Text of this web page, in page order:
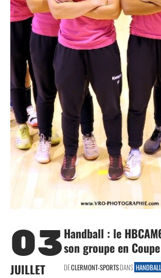
03
JUILLET
Handball : le
son groupe en
DECLERMONT-SPORTSDANS HANDBALL